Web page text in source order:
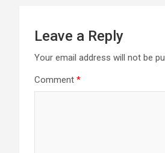
Leave a Reply
Your email address will not be
Comment *